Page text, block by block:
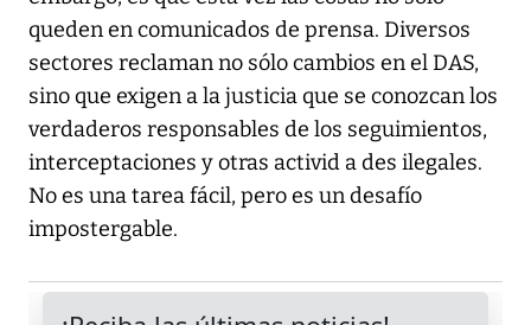
queden en comunicados de prensa. Diversos
sectores reclaman no sólo cambios en el DAS,
sino que exigen a la justicia que se conozcan los
verdaderos responsables de los seguimientos,
interceptaciones y otras activid a des ilegales.
No es una tarea fácil, pero es un desafío
impostergable.